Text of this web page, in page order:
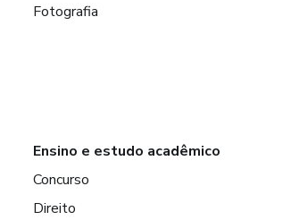
Fotografia
Ensino e estudo acadêmico
Concurso
Direito